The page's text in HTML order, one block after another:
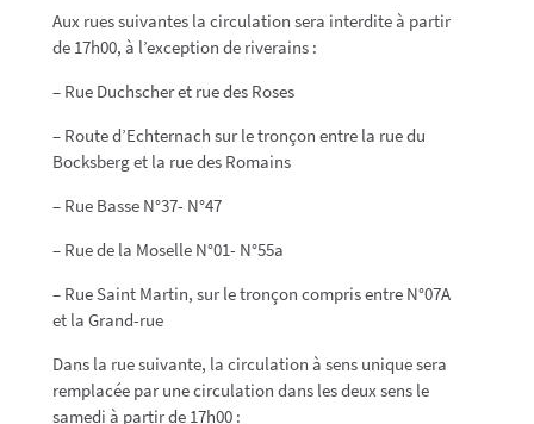
Aux rues suivantes la circulation sera interdite à partir
de 17h00, à l’exception de riverains :
– Rue Duchscher et rue des Roses
– Route d’Echternach sur le tronçon entre la rue du
Bocksberg et la rue des Romains
– Rue Basse N°37- N°47
– Rue de la Moselle N°01- N°55a
– Rue Saint Martin, sur le tronçon compris entre N°07A
et la Grand-rue
Dans la rue suivante, la circulation à sens unique sera
remplacée par une circulation dans les deux sens le
samedi à partir de 17h00 :